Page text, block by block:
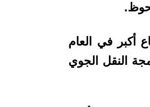
أكبر في العام
النقل الجوي